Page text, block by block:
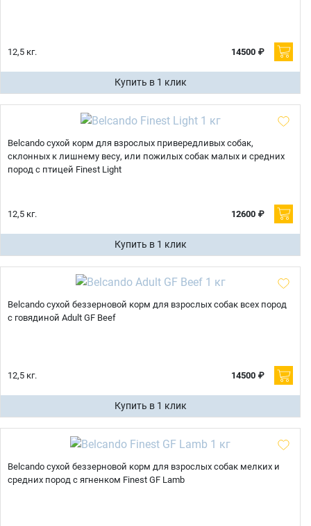
12,5 кг. 14500 ₽
Купить в 1 клик
Belcando сухой корм для взрослых привередливых собак,
склонных к лишнему весу, или пожилых собак малых и средних
пород с птицей Finest Light
12,5 кг. 12600 ₽
Купить в 1 клик
Belcando сухой беззерновой корм для взрослых собак всех пород
с говядиной Adult GF Beef
12,5 кг. 14500 ₽
Купить в 1 клик
Belcando сухой беззерновой корм для взрослых собак мелких и
средних пород с ягненком Finest GF Lamb